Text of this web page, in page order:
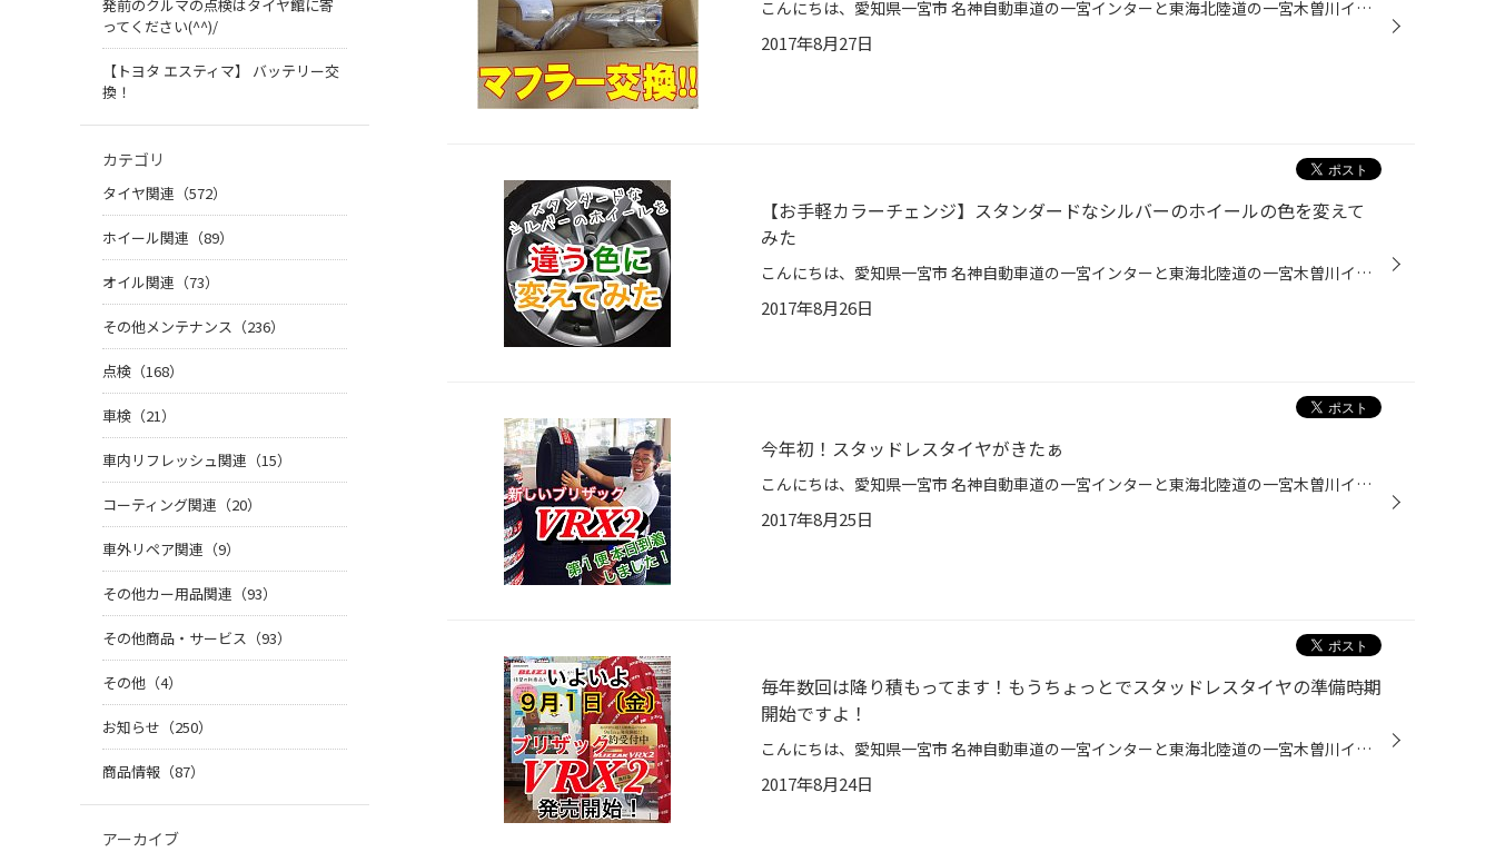
こんにちは、愛知県一宮市 名神自動車道の一宮インターと東海北陸道の一宮木曽川インターの間くらいにあるタイヤ館一宮バイパス店です。 本日の作業は…トヨタ アルテッツァ マフラー取付です。 商品：柿本改 ＲＥＧＵ06＆Ｒ です。 お客様ご相談いただいたときに 「マフラー音が車内にこもる」 「チ...
2017年8月27日
【お手軽カラーチェンジ】スタンダードなシルバーのホイールの色を変えて
みた
こんにちは、愛知県一宮市 名神自動車道の一宮インターと東海北陸道の一宮木曽川インターの間くらいにあるタイヤ館一宮バイパス店です。 本日は… むかしと比べ、最近のクルマは選べるカラーもかなり多くなりました。しかし、ホイールの色は相変わらずシルバーがほとんど。確かに、一番合わせやすい...
2017年8月26日
今年初！スタッドレスタイヤがきたぁ
こんにちは、愛知県一宮市 名神自動車道の一宮インターと東海北陸道の一宮木曽川インターの間くらいにあるタイヤ館一宮バイパス店です。 昨日店長が、 「今年ブリヂストンの乗用車用スタッドレス「ブリザック」シリーズに新商品が登場します。 そう「ブリザック ＶＲＸ２」です。」 ２０１７年９月...
2017年8月25日
毎年数回は降り積もってます！もうちょっとでスタッドレスタイヤの準備時期
開始ですよ！
こんにちは、愛知県一宮市 名神自動車道の一宮インターと東海北陸道の一宮木曽川インターの間くらいにあるタイヤ館一宮バイパス店です。 すでにブリヂストンホームページや自動車関連の情報サイトで公表されている通り、今年ブリヂストンの乗用車用スタッドレス「ブリザック」シリーズに新商品が登...
2017年8月24日
発前のクルマの点検はタイヤ館に寄
ってください(^^)/
【トヨタ エスティマ】 バッテリー交
換！
カテゴリ
タイヤ関連（572）
ホイール関連（89）
オイル関連（73）
その他メンテナンス（236）
点検（168）
車検（21）
車内リフレッシュ関連（15）
コーティング関連（20）
車外リペア関連（9）
その他カー用品関連（93）
その他商品・サービス（93）
その他（4）
お知らせ（250）
商品情報（87）
アーカイブ